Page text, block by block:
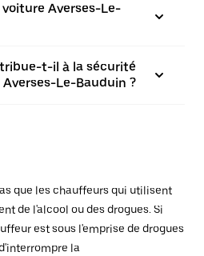
Averses-Le-
t-il à la sécurité
Le-Bauduin ?
que les chauffeurs qui utilisent
de l'alcool ou des drogues. Si
est sous l'emprise de drogues
la